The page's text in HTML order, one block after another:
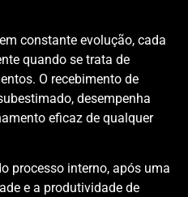
constante evolução, cada
quando se trata de
O recebimento de
desempenha
eficaz de qualquer
processo interno, após uma
e a produtividade de